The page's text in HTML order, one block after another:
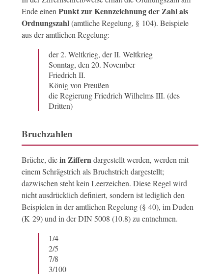
Ende einen Punkt zur Kennzeichnung der Zahl als
Ordnungszahl(amtliche Regelung, § 104). Beispiele
aus der amtlichen Regelung:
der 2. Weltkrieg, der II. Weltkrieg
Sonntag, den 20. November
Friedrich II.
König von Preußen
die Regierung Friedrich Wilhelms III. (des
Dritten)
Bruchzahlen
Brüche, diein Ziffern dargestellt werden, werden mit
einem Schrägstrich als Bruchstrich dargestellt;
dazwischen steht kein Leerzeichen. Diese Regel wird
nicht ausdrücklich definiert, sondern ist lediglich den
Beispielen in der amtlichen Regelung (§ 40), im Duden
(K 29) und in der DIN 5008 (10.8) zu entnehmen.
1/4
2/5
7/8
3/100